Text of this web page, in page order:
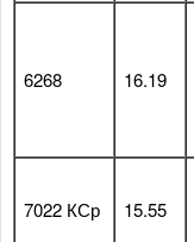
6268 16.19
7022 КСр 15.55